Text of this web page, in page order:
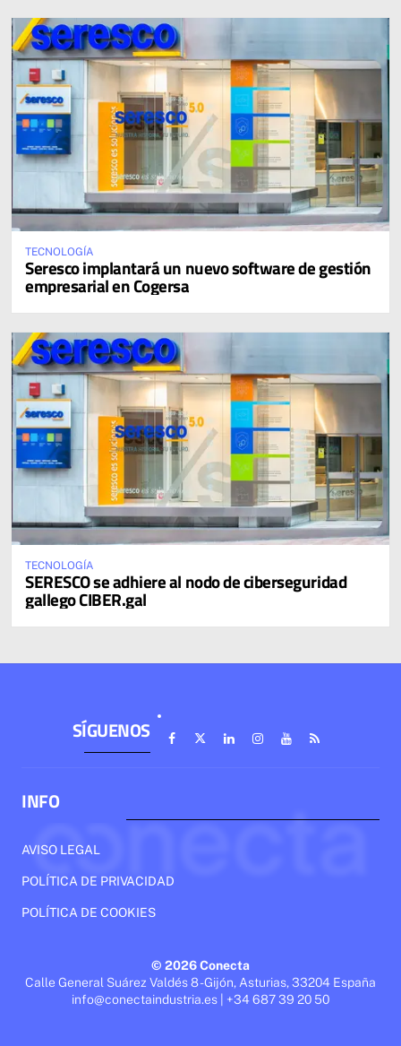
TECNOLOGÍA
Seresco implantará un nuevo software de gestión
empresarial en Cogersa
TECNOLOGÍA
SERESCO se adhiere al nodo de ciberseguridad
gallego CIBER.gal
SÍGUENOS
INFO
AVISO LEGAL
POLÍTICA DE PRIVACIDAD
POLÍTICA DE COOKIES
© 2026 Conecta
Calle General Suárez Valdés 8 - Gijón, Asturias, 33204 España
info@conectaindustria.es | +34 687 39 20 50